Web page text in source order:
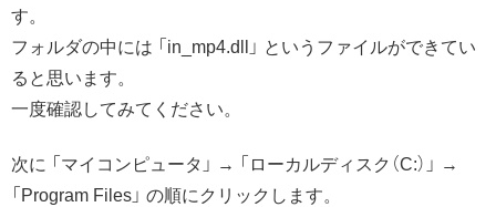
す。
フォルダの中には 「in_mp4.dll」 というファイルができてい
ると思います。
一度確認してみてください。
次に 「マイコンピュータ」 → 「ローカルディスク（C:）」 →
「Program Files」 の順にクリックします。